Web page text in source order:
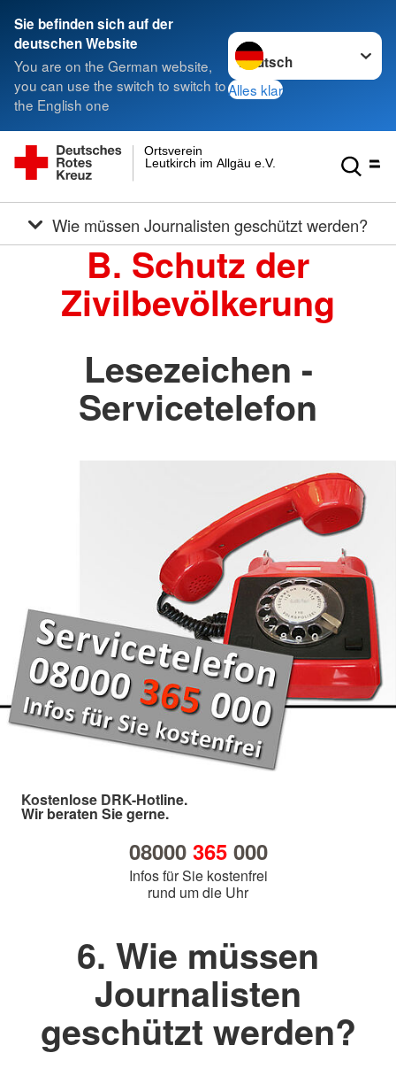
Sie befinden sich auf der
deutschen Website
You are on the German website,
you can use the switch to switch to
the English one
Sprache wechseln zu
Alles klar
Leutkirch im Allgäu e.V.
Ortsverein
Wie müssen Journalisten geschützt werden?
B. Schutz der
Zivilbevölkerung
Lesezeichen -
Servicetelefon
Kostenlose DRK-Hotline.
Wir beraten Sie gerne.
08000 365000
Infos für Sie kostenfrei
rund um die Uhr
6. Wie müssen
Journalisten
geschützt werden?